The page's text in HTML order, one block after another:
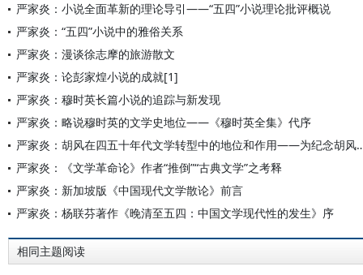
严家炎：小说全面革新的理论导引——“五四”小说理论批评概说
严家炎：“五四”小说中的雅俗关系
严家炎：漫谈徐志摩的旅游散文
严家炎：论彭家煌小说的成就[1]
严家炎：穆时英长篇小说的追踪与新发现
严家炎：略说穆时英的文学史地位——《穆时英全集》代序
严家炎：胡风在四五十年代文学
严家炎：《文学革命论》作者“推倒”“古典文学”之考释
严家炎：新加坡版《中国现代文学散论》前言
严家炎：杨联芬著作《晚清至五四：中国文学现代性的发生》序
相同主题阅读